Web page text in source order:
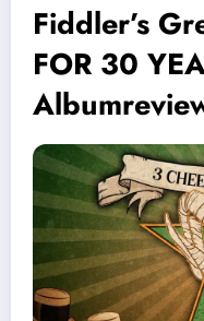
Fiddler’s
FOR 30